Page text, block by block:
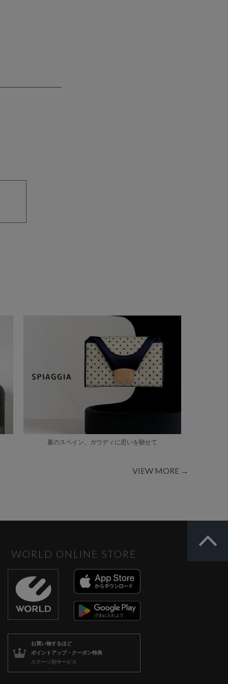
夏のスペイン、ガウディに思いを馳せて
VIEW MORE →
WORLD ONLINE STORE
お買い物するほど
ポイントアップ・クーポン特典
ステージ別サービス